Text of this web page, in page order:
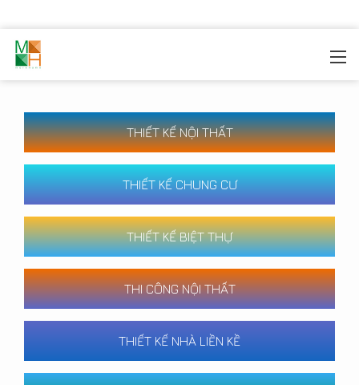
THIẾT KẾ NỘI THẤT
THIẾT KẾ CHUNG CƯ
THIẾT KẾ BIỆT THỰ
THI CÔNG NỘI THẤT
THIẾT KẾ NHÀ LIỀN KỀ